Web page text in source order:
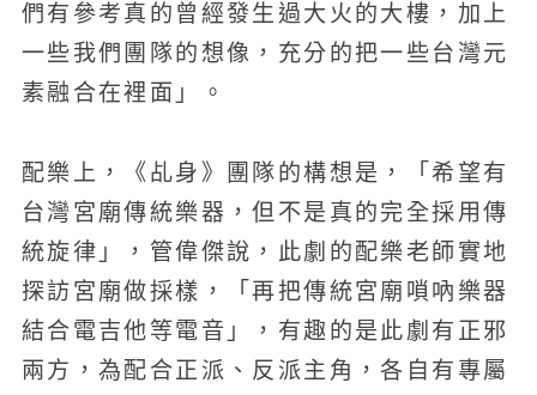
們有參考真的曾經發生過大火的大樓，加上
一些我們團隊的想像，充分的把一些台灣元
素融合在裡面」。
配樂上，《乩身》團隊的構想是，「希望有
台灣宮廟傳統樂器，但不是真的完全採用傳
統旋律」，管偉傑說，此劇的配樂老師實地
探訪宮廟做採樣，「再把傳統宮廟嗩吶樂器
結合電吉他等電音」，有趣的是此劇有正邪
兩方，為配合正派、反派主角，各自有專屬